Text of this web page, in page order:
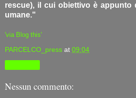
rescue), il cui obiettivo è appunto
umane."
'via Blog this'
PARCELCO_press at 09:04
Nessun commento: